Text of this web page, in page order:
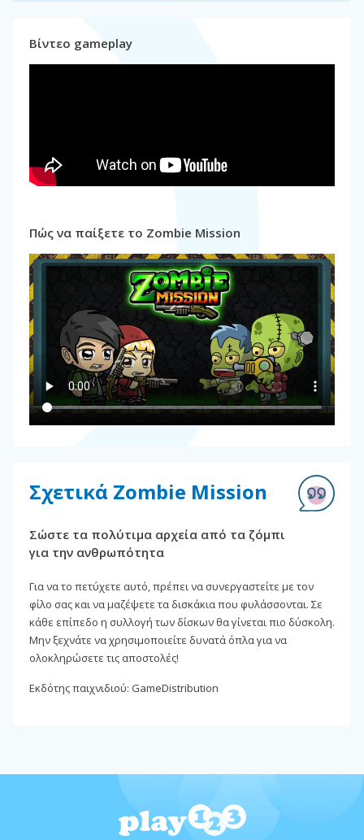
Βίντεο gameplay
Πώς να παίξετε το Zombie Mission
Σχετικά Zombie Mission
Σώστε τα πολύτιμα αρχεία από τα ζόμπι
για την ανθρωπότητα
Για να το πετύχετε αυτό, πρέπει να συνεργαστείτε με τον
φίλο σας και να μαζέψετε τα δισκάκια που φυλάσσονται. Σε
κάθε επίπεδο η συλλογή των δίσκων θα γίνεται πιο δύσκολη.
Μην ξεχνάτε να χρησιμοποιείτε δυνατά όπλα για να
ολοκληρώσετε τις αποστολές!
Εκδότης παιχνιδιού: GameDistribution